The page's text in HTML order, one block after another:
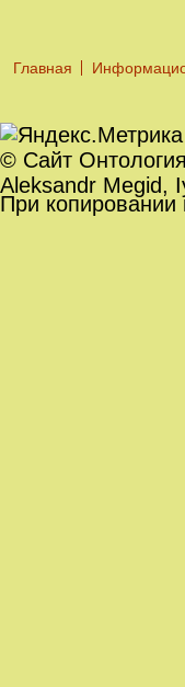
Главная
© Сайт
Aleksandr Megid,
При копировании